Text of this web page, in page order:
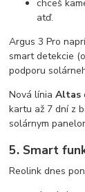
chceš
atď.
Argus 3 Pro
smart detekcie
podporu
Nová líniaAltas
kartu až 7 dní z
solárnym
5. Smart
Reolink dnes